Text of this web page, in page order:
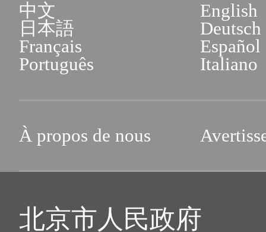
中文
English
日本語
Deutsch
Français
Español
Português
Italiano
À propos de nous
北京市人民政府